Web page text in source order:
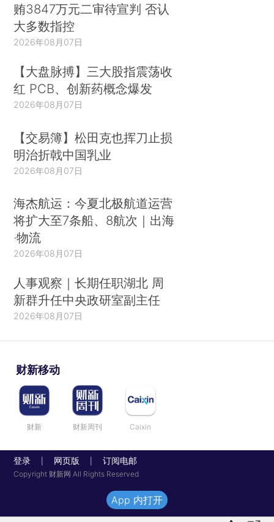
贿3847万元二审待宣判 否认
大多数指控
2026年08月07日
【大盘脉搏】三大股指震荡收
红 PCB、创新药概念爆发
2026年08月07日
【交易簿】松田克也挥刀止损
明治折戟中国乳业
2026年08月07日
海杰航运：今夏北极航道运营
将扩大至7条船、8航次｜出海
·物流
2026年08月07日
人事观察｜长期任职湖北 周
新群升任中央政研室副主任
2026年08月07日
财新移动
财新 财新周刊 Caixin
登录 网页版 订阅电邮
Copyright 财新网 All Rights Reserved
App 内打开